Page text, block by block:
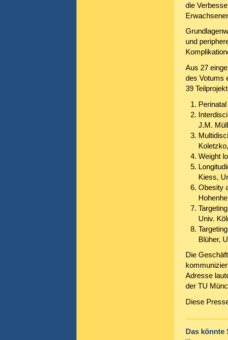
die
und
Aus 27
des Votums
39
J.M.
Weight
Kiess,
Obesity
Univ.
Blüher,
Die
Adresse
der TU
Diese
Das könnte